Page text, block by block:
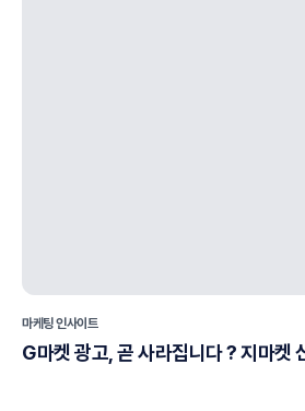
마케팅 인사이트
G마켓 광고, 곧 사라집니다 ? 지마